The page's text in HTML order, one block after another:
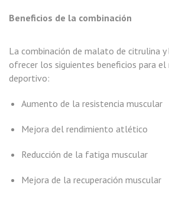
Beneficios de la combinación
La combinación de malato de citrulina y
ofrecer los siguientes beneficios para
deportivo:
Aumento de la resistencia muscular
Mejora del rendimiento atlético
Reducción de la fatiga muscular
Mejora de la recuperación muscular